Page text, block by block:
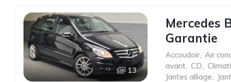
13
Mercedes
Garantie
Accoudoir, Air
avant, CD,
Jantes alliage,